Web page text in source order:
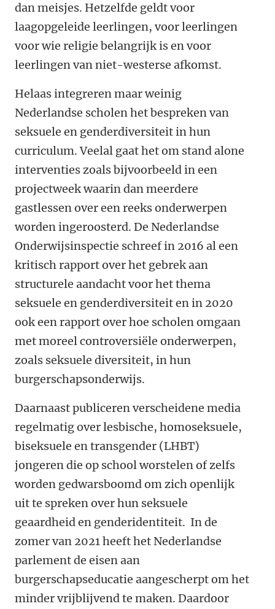
dan meisjes. Hetzelfde geldt voor
laagopgeleide leerlingen, voor leerlingen
voor wie religie belangrijk is en voor
leerlingen van niet-westerse afkomst.
Helaas integreren maar weinig
Nederlandse scholen het bespreken van
seksuele en genderdiversiteit in hun
curriculum. Veelal gaat het om stand alone
interventies zoals bijvoorbeeld in een
projectweek waarin dan meerdere
gastlessen over een reeks onderwerpen
worden ingeroosterd. De Nederlandse
Onderwijsinspectie schreef in 2016 al een
kritisch rapport over het gebrek aan
structurele aandacht voor het thema
seksuele en genderdiversiteit en in 2020
ook een rapport over hoe scholen omgaan
met moreel controversiële onderwerpen,
zoals seksuele diversiteit, in hun
burgerschapsonderwijs.
Daarnaast publiceren verscheidene media
regelmatig over lesbische, homoseksuele,
biseksuele en transgender (LHBT)
jongeren die op school worstelen of zelfs
worden gedwarsboomd om zich openlijk
uit te spreken over hun seksuele
geaardheid en genderidentiteit. In de
zomer van 2021 heeft het Nederlandse
parlement de eisen aan
burgerschapseducatie aangescherpt om het
minder vrijblijvend te maken. Daardoor